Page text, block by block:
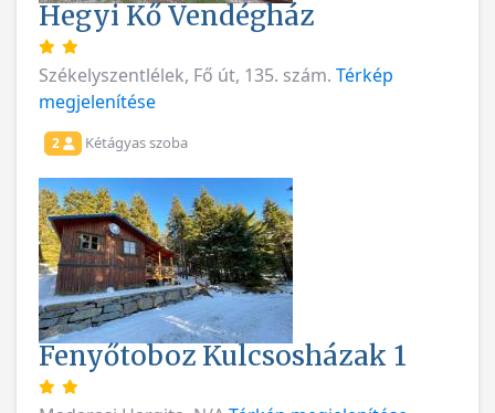
Hegyi Kő Vendégház
Székelyszentlélek, Fő út, 135. szám. Térkép
megjelenítése
2 Kétágyas szoba
Fenyőtoboz Kulcsosházak 1